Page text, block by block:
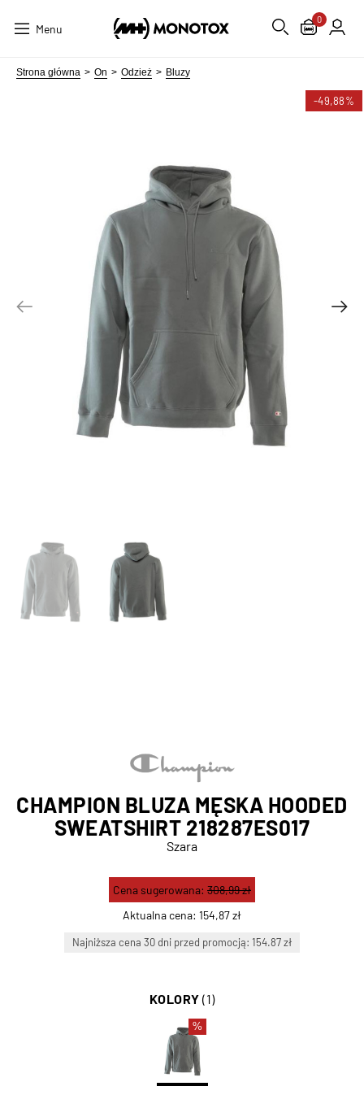
Menu
0
Strona główna On Odzież Bluzy
-49,88%
CHAMPION BLUZA MĘSKA HOODED
SWEATSHIRT 218287ES017
Szara
Aktualna cena: 154,87 zł
Cena sugerowana: 308,99 zł
Najniższa cena 30 dni przed promocją: 154.87 zł
KOLORY (1)
%